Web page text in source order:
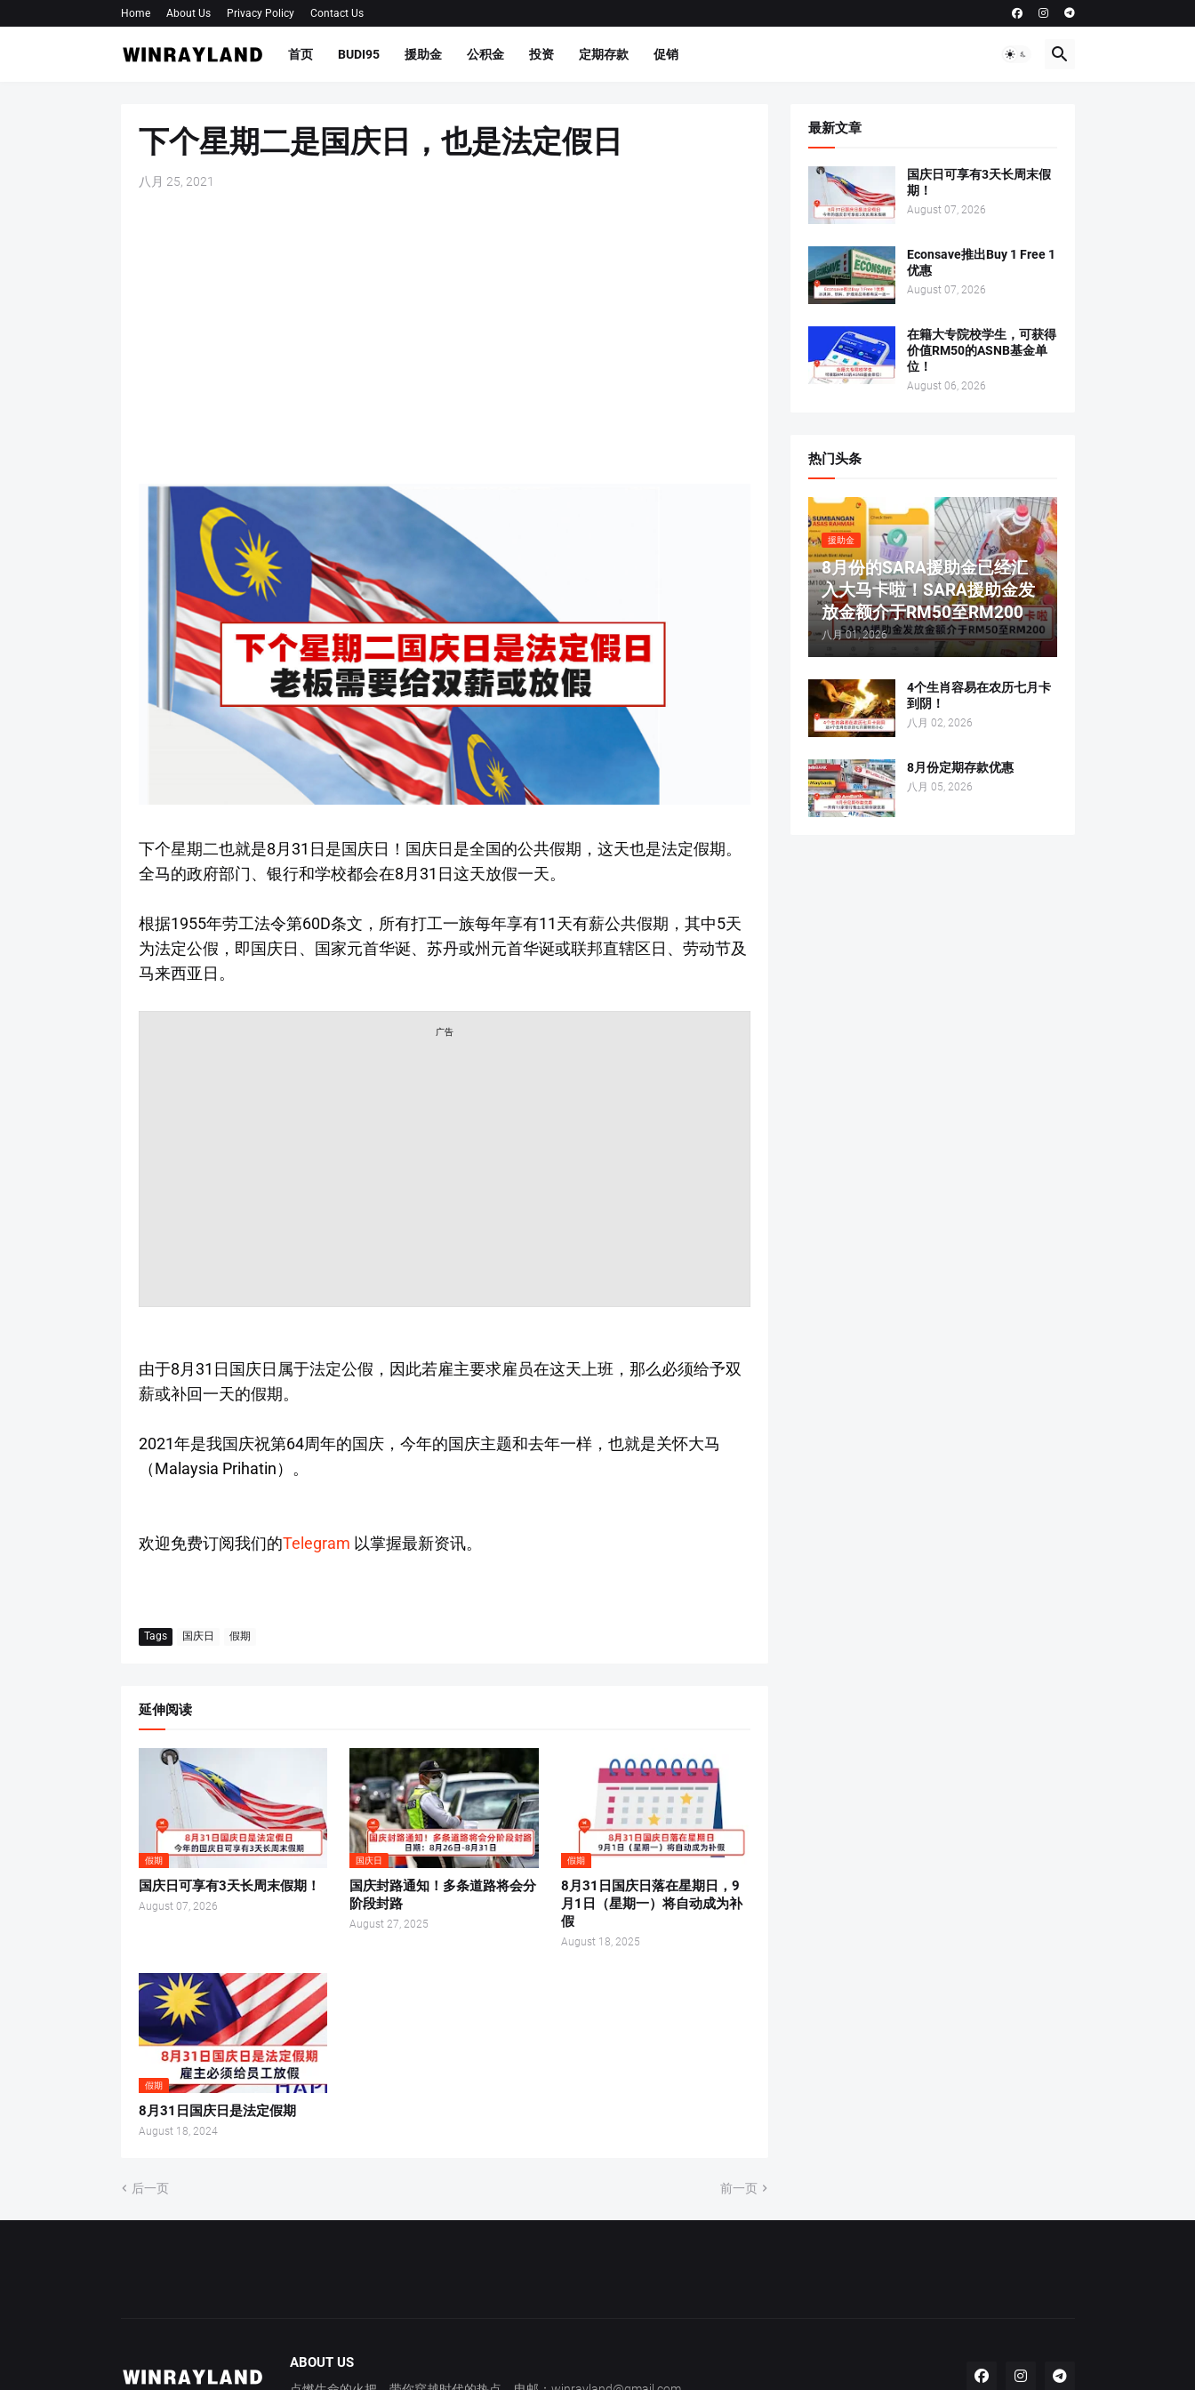
Home About Us Privacy Policy Contact Us
首页 BUDI95 援助金 公积金 投资 定期存款 促销
下个星期二是国庆日，也是法定假日
八月 25, 2021
下个星期二也就是8月31日是国庆日！国庆日是全国的公共假期，这天也是法定假期。
全马的政府部门、银行和学校都会在8月31日这天放假一天。
根据1955年劳工法令第60D条文，所有打工一族每年享有11天有薪公共假期，其中5天
为法定公假，即国庆日、国家元首华诞、苏丹或州元首华诞或联邦直辖区日、劳动节及
马来西亚日。
广告
由于8月31日国庆日属于法定公假，因此若雇主要求雇员在这天上班，那么必须给予双
薪或补回一天的假期。
2021年是我国庆祝第64周年的国庆，今年的国庆主题和去年一样，也就是关怀大马
（Malaysia Prihatin）。
欢迎免费订阅我们的Telegram 以掌握最新资讯。
Tags 国庆日 假期
延伸阅读
假期
国庆日可享有3天长周末假期！
August 07, 2026
国庆日
国庆封路通知！多条道路将会分
阶段封路
August 27, 2025
假期
8月31日国庆日落在星期日，9
月1日（星期一）将自动成为补
假
August 18, 2025
假期
8月31日国庆日是法定假期
August 18, 2024
后一页 前一页
最新文章
国庆日可享有3天长周末假
期！
August 07, 2026
Econsave推出Buy 1 Free 1
优惠
August 07, 2026
在籍大专院校学生，可获得
价值RM50的ASNB基金单
位！
August 06, 2026
热门头条
援助金
8月份的SARA援助金已经汇
入大马卡啦！SARA援助金发
放金额介于RM50至RM200
八月 01, 2026
4个生肖容易在农历七月卡
到阴！
八月 02, 2026
8月份定期存款优惠
八月 05, 2026
ABOUT US